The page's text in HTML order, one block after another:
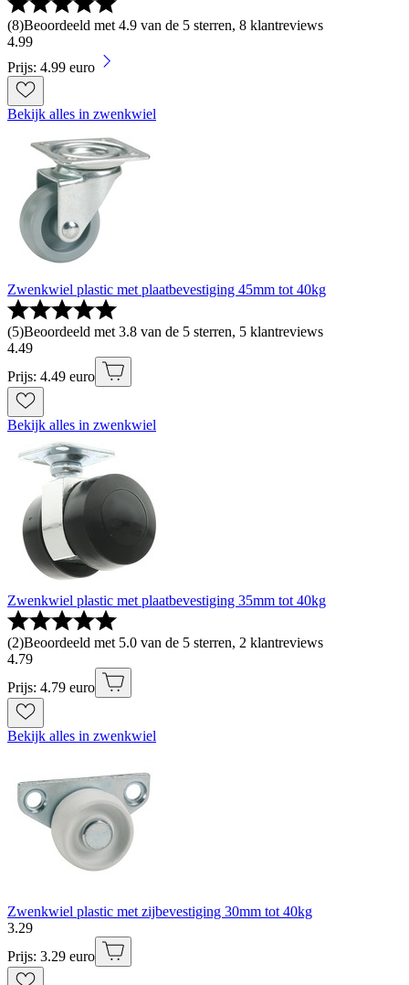
(8)Beoordeeld met 4.9 van de 5 sterren, 8 klantreviews
4.99
Prijs: 4.99 euro
Bekijk alles in zwenkwiel
Zwenkwiel plastic met plaatbevestiging 45mm tot 40kg
(5)Beoordeeld met 3.8 van de 5 sterren, 5 klantreviews
4.49
Prijs: 4.49 euro
Bekijk alles in zwenkwiel
Zwenkwiel plastic met plaatbevestiging 35mm tot 40kg
(2)Beoordeeld met 5.0 van de 5 sterren, 2 klantreviews
4.79
Prijs: 4.79 euro
Bekijk alles in zwenkwiel
Zwenkwiel plastic met zijbevestiging 30mm tot 40kg
3.29
Prijs: 3.29 euro